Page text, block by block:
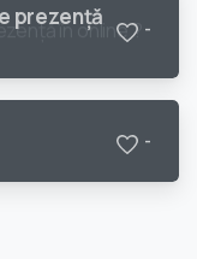
prezenţă
-
-